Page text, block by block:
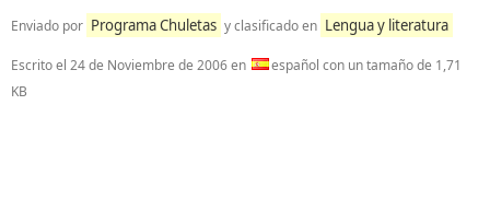
Enviado por Programa Chuletas y clasificado en Lengua y literatura
Escrito el 24 de Noviembre de 2006en
español con un tamaño de 1,71
KB